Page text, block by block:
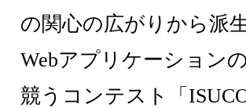
の関心の広がりから派
Webアプリケーション
競うコンテスト「